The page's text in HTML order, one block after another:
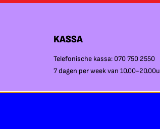
KASSA
Telefonische kassa: 070 750 2550
7 dagen per week van 10.00-20.00u
Balie in Diligentia: